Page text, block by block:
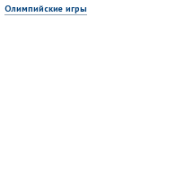
Олимпийские игры